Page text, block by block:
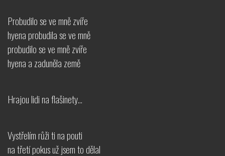
Probudilo se ve mně zvíře
hyena probudila se ve mně
probudilo se ve mně zvíře
hyena a zaduněla země
Hrajou lidi na flašinety…
Vystřelím růži ti na pouti
na třetí pokus už jsem to dělal